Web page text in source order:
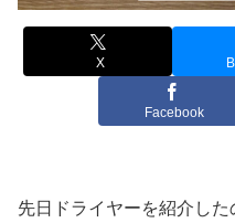
X
Facebook
先日ドライヤーを紹介し